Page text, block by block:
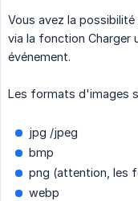
Vous avez la
via la fonction Charger
événement.
Les formats d'images
jpg /jpeg
bmp
png (attention, les
webp